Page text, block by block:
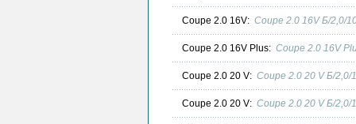
Coupe 2.0 16V: Coupe 2.0 16V Б/2,0/
Coupe 2.0 16V Plus: Coupe 2.0 16V
Coupe 2.0 20 V: Coupe 2.0 20 V Б/2,0/
Coupe 2.0 20 V: Coupe 2.0 20 V Б/2,0/